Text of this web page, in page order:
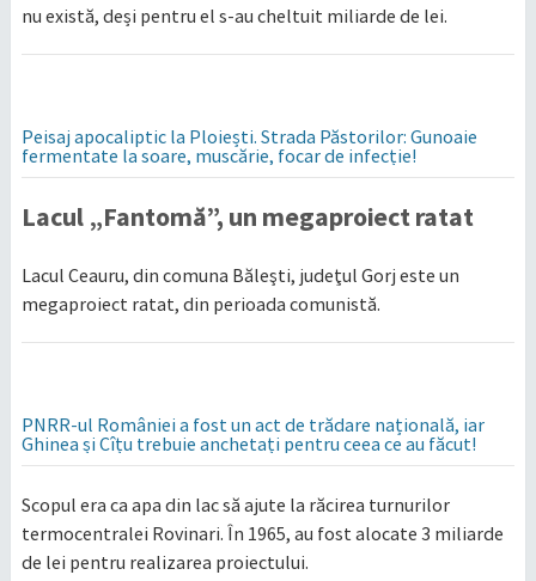
nu există, deși pentru el s-au cheltuit miliarde de lei.
Peisaj apocaliptic la Ploiești. Strada Păstorilor: Gunoaie
fermentate la soare, muscărie, focar de infecție!
Lacul „Fantomă”, un megaproiect ratat
Lacul Ceauru, din comuna Băleşti, judeţul Gorj este un
megaproiect ratat, din perioada comunistă.
PNRR-ul României a fost un act de trădare națională, iar
Ghinea și Cîțu trebuie anchetați pentru ceea ce au făcut!
Scopul era ca apa din lac să ajute la răcirea turnurilor
termocentralei Rovinari. În 1965, au fost alocate 3 miliarde
de lei pentru realizarea proiectului.